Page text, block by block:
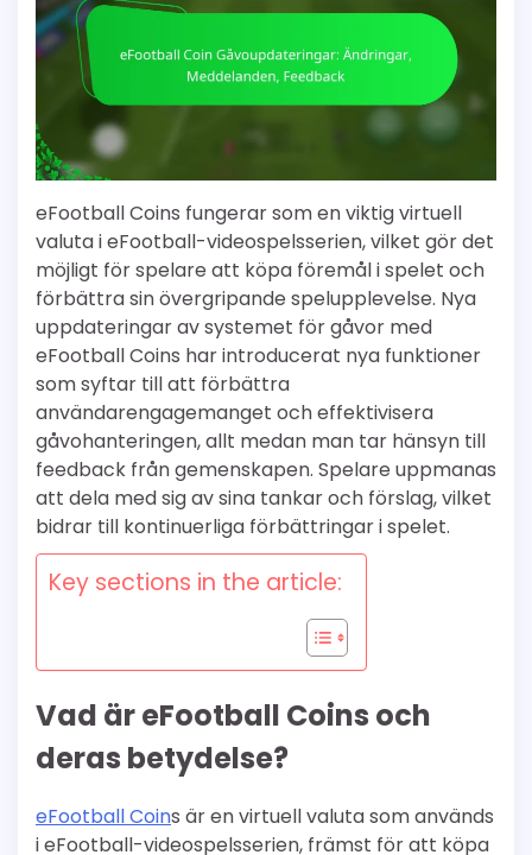
eFootball Coins fungerar som en viktig virtuell
valuta i eFootball-videospelsserien, vilket gör det
möjligt för spelare att köpa föremål i spelet och
förbättra sin övergripande spelupplevelse. Nya
uppdateringar av systemet för gåvor med
eFootball Coins har introducerat nya funktioner
som syftar till att förbättra
användarengagemanget och effektivisera
gåvohanteringen, allt medan man tar hänsyn till
feedback från gemenskapen. Spelare uppmanas
att dela med sig av sina tankar och förslag, vilket
bidrar till kontinuerliga förbättringar i spelet.
Key sections in the article:
Vad är eFootball Coins och
deras betydelse?
eFootball Coins är en virtuell valuta som används
i eFootball-videospelsserien, främst för att köpa